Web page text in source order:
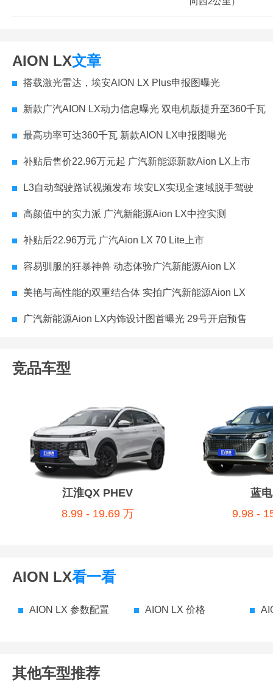
AION LX文章
搭载激光雷达，埃安AION LX Plus申报图曝光
新款广汽AION LX动力信息曝光 双电机版提升至360千瓦
最高功率可达360千瓦 新款AION LX申报图曝光
补贴后售价22.96万元起 广汽新能源新款Aion LX上市
L3自动驾驶路试视频发布 埃安LX实现全速域脱手驾驶
高颜值中的实力派 广汽新能源Aion LX中控实测
补贴后22.96万元 广汽Aion LX 70 Lite上市
容易驯服的狂暴神兽 动态体验广汽新能源Aion LX
美艳与高性能的双重结合体 实拍广汽新能源Aion LX
广汽新能源Aion LX内饰设计图首曝光 29号开启预售
竞品车型
江淮QX PHEV
8.99 - 19.69 万
蓝
9.98 -
AION LX看一看
AION LX 参数配置 AION LX 价格
其他车型推荐